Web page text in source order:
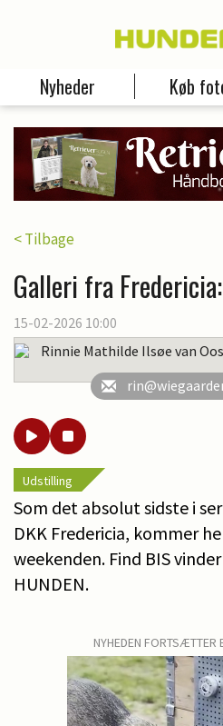
Nyheder Køb
< Tilbage
Galleri fra
15-02-2026 10:00
Rinnie Mathilde Ilsøe van
Udstilling
Som det absolut sidste i
DKK Fredericia, kommer
weekenden. Find BIS
HUNDEN.
NYHEDEN FORTSÆTTER